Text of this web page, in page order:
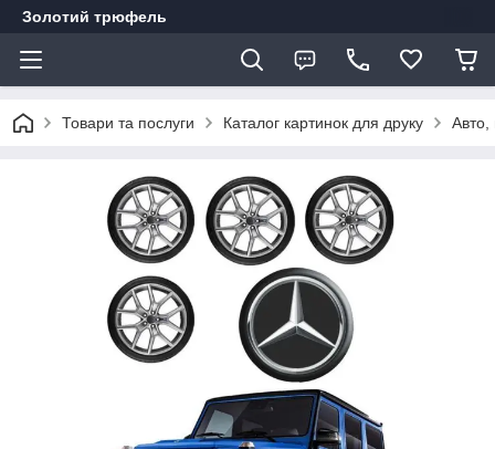
Золотий трюфель
Товари та послуги Каталог картинок для друку Авто,